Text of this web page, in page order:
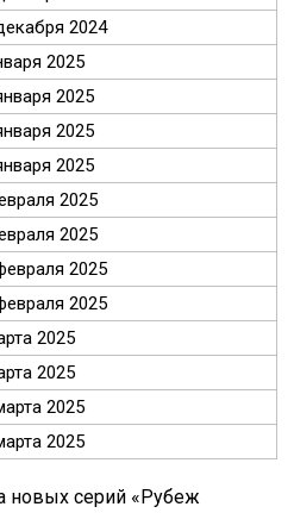
2024
2025
2025
2025
2025
2025
2025
2025
2025
2025
2025
2025
2025
новых серий «Рубеж